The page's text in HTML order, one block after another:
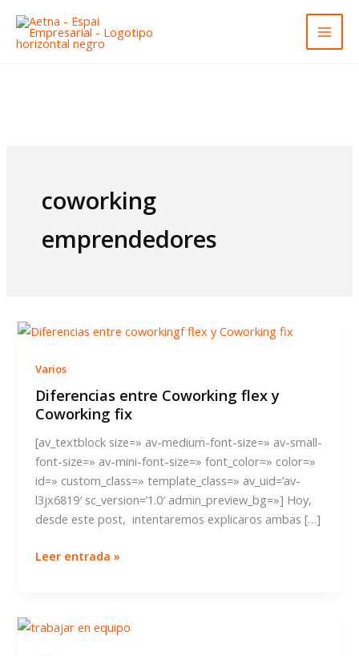
contenido
coworking
emprendedores
Varios
Diferencias entre Coworking flex y
Coworking fix
[av_textblock size=» av-medium-font-size=» av-small-
font-size=» av-mini-font-size=» font_color=» color=»
id=» custom_class=» template_class=» av_uid=’av-
l3jx6819′ sc_version=’1.0′ admin_preview_bg=»] Hoy,
desde este post, intentaremos explicaros ambas […]
Diferencias
y
Leer entrada »